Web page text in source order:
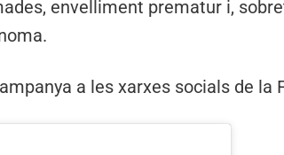
envelliment prematur i,
a les xarxes socials de la